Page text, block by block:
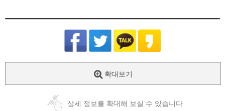
확대보기
상세 정보를 확대해 보실 수 있습니다